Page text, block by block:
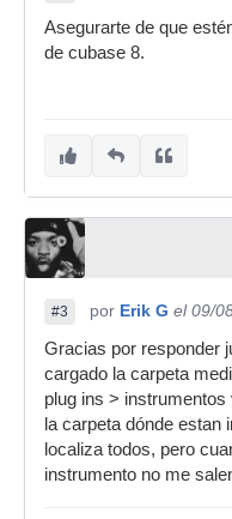
Asegurarte de que
de cubase 8.
#3 por Erik G el 09/
Gracias por responder
cargado la carpeta
plug ins >
la carpeta dónde estan
localiza todos, pero
instrumento no me